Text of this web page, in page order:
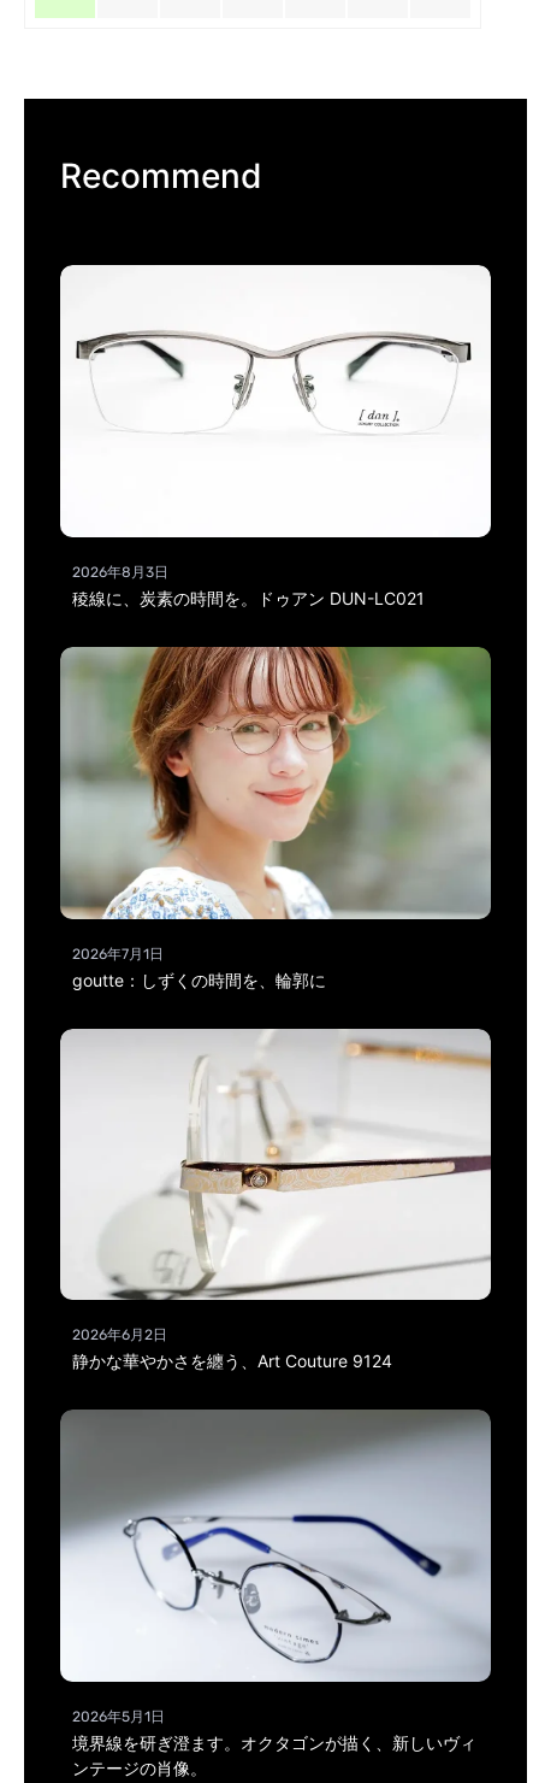
Recommend
2026年8月3日
稜線に、炭素の時間を。ドゥアン DUN-LC021
2026年7月1日
goutte：しずくの時間を、輪郭に
2026年6月2日
静かな華やかさを纏う、Art Couture 9124
2026年5月1日
境界線を研ぎ澄ます。オクタゴンが描く、新しいヴィ
ンテージの肖像。